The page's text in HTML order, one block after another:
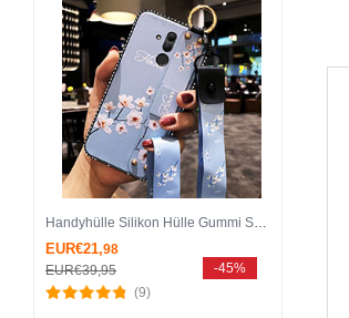
Handyhülle Silikon Hülle Gummi Schutzhülle Blumen H08 für Huawei Mate 20 Lite Hellblau
EUR€21,98
EUR€39,95
(9)
-45%